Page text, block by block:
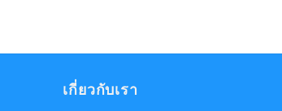
เกี่ยวกับเรา